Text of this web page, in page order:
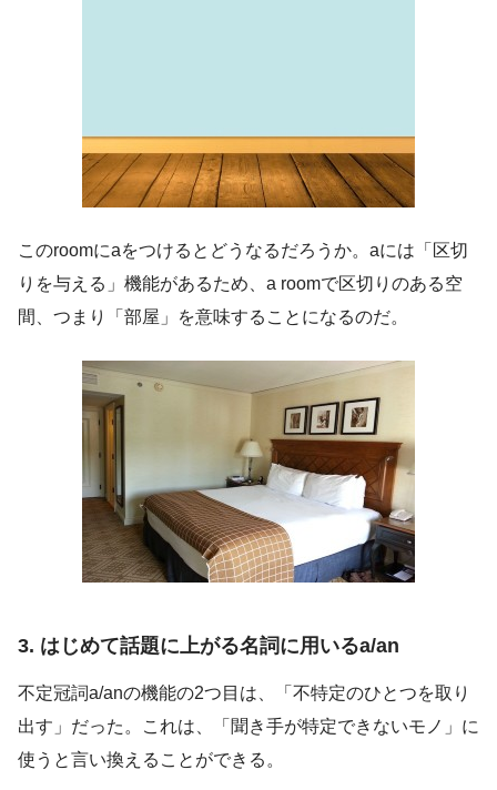
このroomにaをつけるとどうなるだろうか。aには「区切
りを与える」機能があるため、a roomで区切りのある空
間、つまり「部屋」を意味することになるのだ。
3. はじめて話題に上がる名詞に用いるa/an
不定冠詞a/anの機能の2つ目は、「不特定のひとつを取り
出す」だった。これは、「聞き手が特定できないモノ」に
使うと言い換えることができる。